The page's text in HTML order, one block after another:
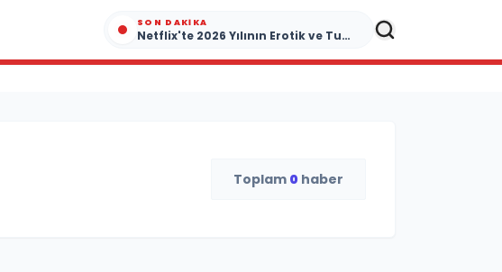
SON DAKIKA
Netflix'te 2026 Yılının Erotik ve Tutku Dolu Yapımları
Toplam 0 haber